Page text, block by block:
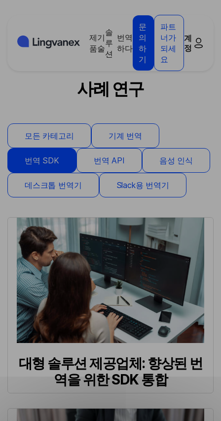
제
품
기
술
솔
루
션
번역
하다
문
의
하
기
파트
너가
되세
요
계
정
사례 연구
모든 카테고리 기계 번역
번역 SDK 번역 API 음성 인식
데스크톱 번역기 Slack용 번역기
대형 솔루션 제공업체: 향상된 번
역을 위한 SDK 통합